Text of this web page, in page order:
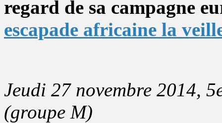
regard de sa campagne
escapade africaine la
Jeudi 27 novembre 2014,
(groupe M)